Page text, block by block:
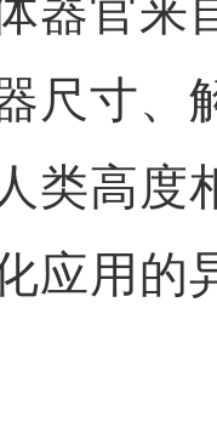
器官来
尺寸、
类高度
应用的